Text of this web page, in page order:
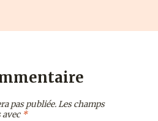
pas publiée.Les champs
avec *